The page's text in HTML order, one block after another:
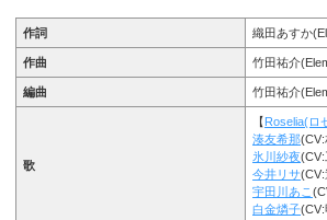
作詞 織田あすか
作曲 竹田祐介
編曲 竹田祐介
歌
【Roselia(ロ
湊友希那(CV:
氷川紗夜(CV:
今井リサ(CV:
宇田川あこ
白金燐子(CV: